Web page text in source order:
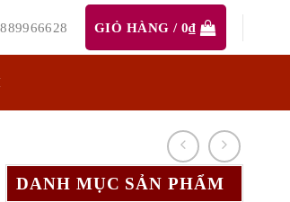
GIỎ HÀNG / 0₫
DANH MỤC SẢN PHẨM